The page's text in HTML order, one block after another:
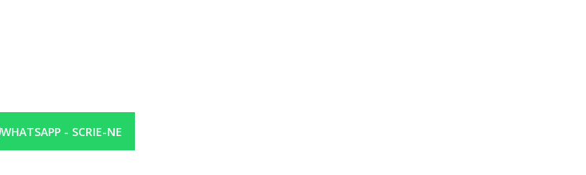
WHATSAPP - SCRIE-NE